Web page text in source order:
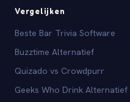
Vergelijken
Beste Bar Trivia Software
Buzztime Alternatief
Quizado vs Crowdpurr
Geeks Who Drink Alternatief